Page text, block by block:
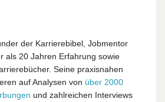
der Karrierebibel, Jobmentor
als 20 Jahren Erfahrung sowie
Seine praxisnahen
auf Analysen von über 2000
und zahlreichen Interviews